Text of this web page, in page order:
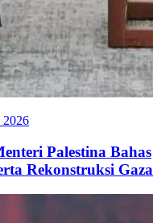
2026
Palestina Bahas
Rekonstruksi Gaza